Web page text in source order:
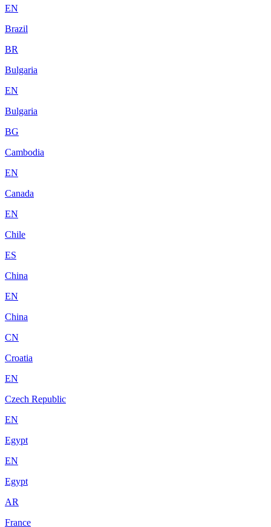
EN
Brazil
BR
Bulgaria
EN
Bulgaria
BG
Cambodia
EN
Canada
EN
Chile
ES
China
EN
China
CN
Croatia
EN
Czech Republic
EN
Egypt
EN
Egypt
AR
France